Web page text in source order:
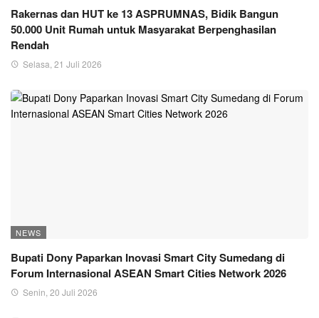
Rakernas dan HUT ke 13 ASPRUMNAS, Bidik Bangun
50.000 Unit Rumah untuk Masyarakat Berpenghasilan
Rendah
Selasa, 21 Juli 2026
NEWS
Bupati Dony Paparkan Inovasi Smart City Sumedang di
Forum Internasional ASEAN Smart Cities Network 2026
Senin, 20 Juli 2026